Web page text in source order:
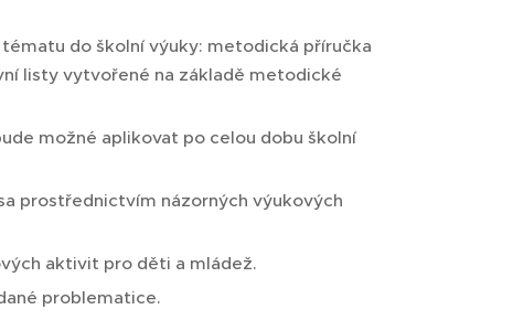
do školní výuky: metodická příručka
listy vytvořené na základě metodické
možné aplikovat po celou dobu školní
prostřednictvím názorných výukových
aktivit pro děti a mládež.
problematice.